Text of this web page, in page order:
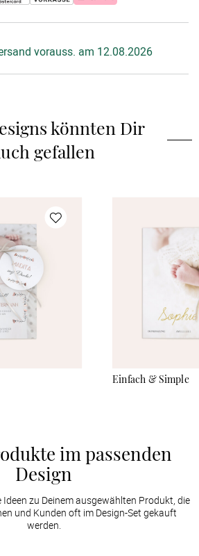
vorauss. am 12.08.2026
könnten Dir
gefallen
Einfach & Simple
im passenden
Design
zu Deinem ausgewählten Produkt, die
und Kunden oft im Design-Set gekauft
werden.